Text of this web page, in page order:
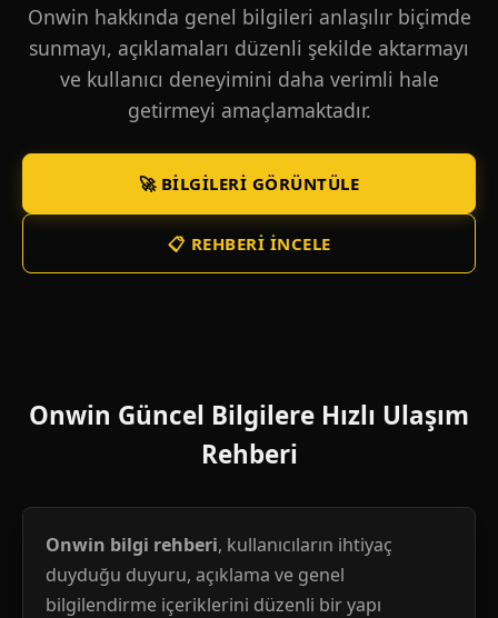
Onwin hakkında genel bilgileri anlaşılır biçimde
sunmayı, açıklamaları düzenli şekilde aktarmayı
ve kullanıcı deneyimini daha verimli hale
getirmeyi amaçlamaktadır.
🚀 BILGILERI GÖRÜNTÜLE
📋 REHBERI İNCELE
Onwin Güncel Bilgilere Hızlı Ulaşım
Rehberi
Onwin bilgi rehberi, kullanıcıların ihtiyaç
duyduğu duyuru, açıklama ve genel
bilgilendirme içeriklerini düzenli bir yapı